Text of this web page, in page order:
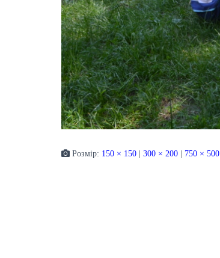
Розмір: 150 × 150 300 × 200 750 × 500